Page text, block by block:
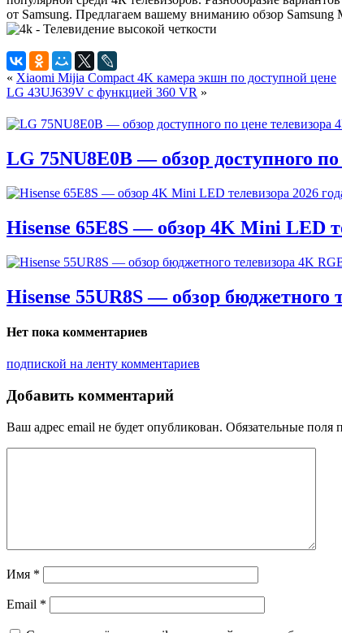
от Samsung. Предлагаем вашему вниманию обзор
« Xiaomi Mijia Compact 4K камера экшн по доступной цене
LG 43UJ639V с функцией 360 VR »
LG 75NU8E0B — обзор доступного
Hisense 65E8S — обзор 4K Mini LED
Hisense 55UR8S — обзор
Нет пока комментариев
подпиской на ленту комментариев
Добавить комментарий
Ваш адрес email не будет опубликован. Обязательные поля
Имя *
Email *